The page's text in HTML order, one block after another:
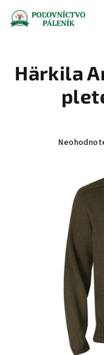
obsah
Härkila
Priemerné
hviezdičiek.